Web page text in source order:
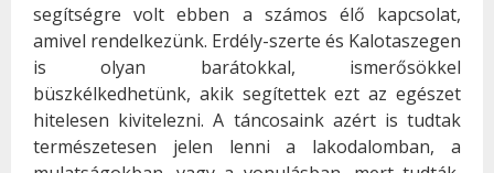
segítségre volt ebben a számos élő kapcsolat,
amivel rendelkezünk. Erdély-szerte és Kalotaszegen
is olyan barátokkal, ismerősökkel
büszkélkedhetünk, akik segítettek ezt az egészet
hitelesen kivitelezni. A táncosaink azért is tudtak
természetesen jelen lenni a lakodalomban, a